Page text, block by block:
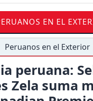
EN EL
Peruanos en el Exterior
peruana:
Zela suma